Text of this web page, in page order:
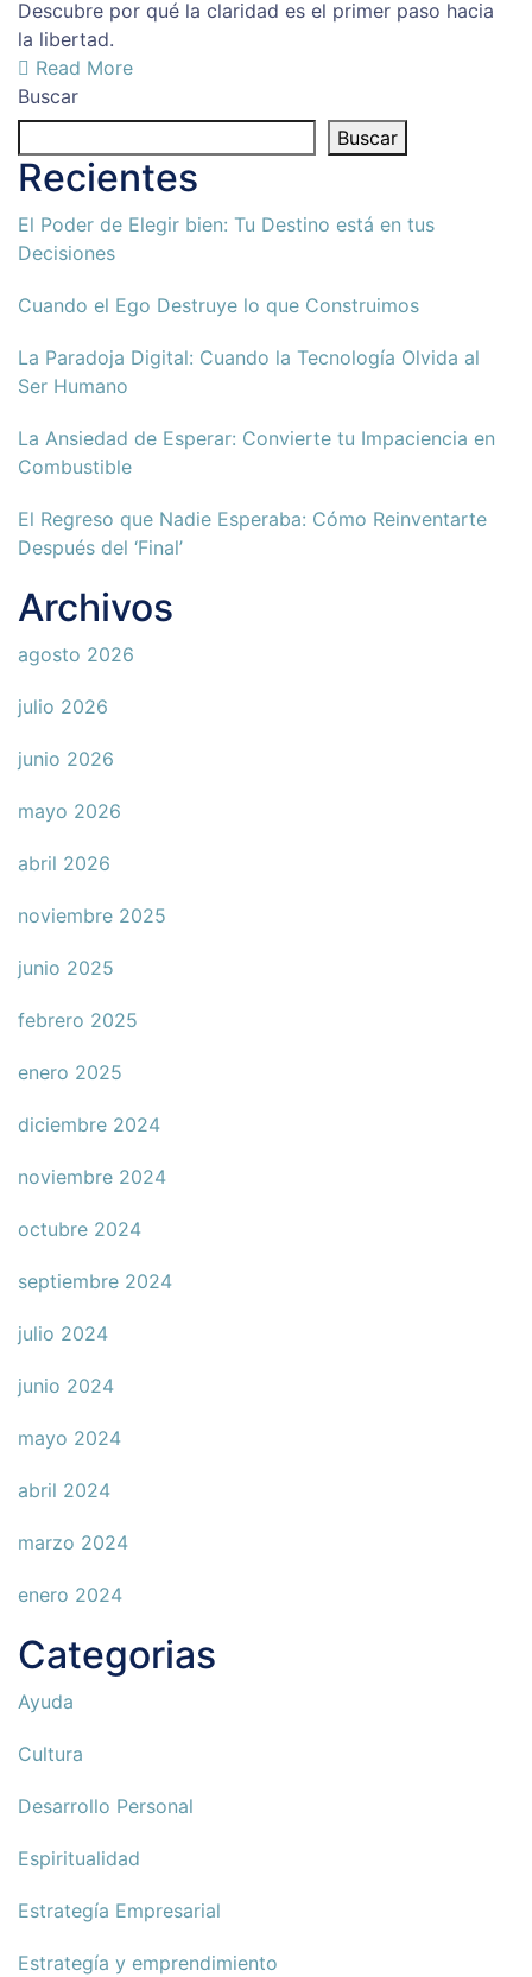
Descubre por qué la claridad es el primer paso hacia
la libertad.
Read More
Buscar
Buscar
Recientes
El Poder de Elegir bien: Tu Destino está en tus
Decisiones
Cuando el Ego Destruye lo que Construimos
La Paradoja Digital: Cuando la Tecnología Olvida al
Ser Humano
La Ansiedad de Esperar: Convierte tu Impaciencia en
Combustible
El Regreso que Nadie Esperaba: Cómo Reinventarte
Después del ‘Final’
Archivos
agosto 2026
julio 2026
junio 2026
mayo 2026
abril 2026
noviembre 2025
junio 2025
febrero 2025
enero 2025
diciembre 2024
noviembre 2024
octubre 2024
septiembre 2024
julio 2024
junio 2024
mayo 2024
abril 2024
marzo 2024
enero 2024
Categorias
Ayuda
Cultura
Desarrollo Personal
Espiritualidad
Estrategía Empresarial
Estrategía y emprendimiento